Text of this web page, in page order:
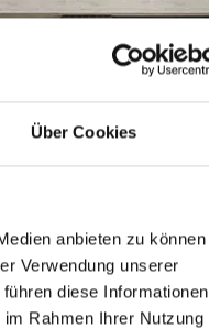
Über Cookies
anbieten zu können
Verwendung unserer
diese Informationen
Rahmen Ihrer Nutzung